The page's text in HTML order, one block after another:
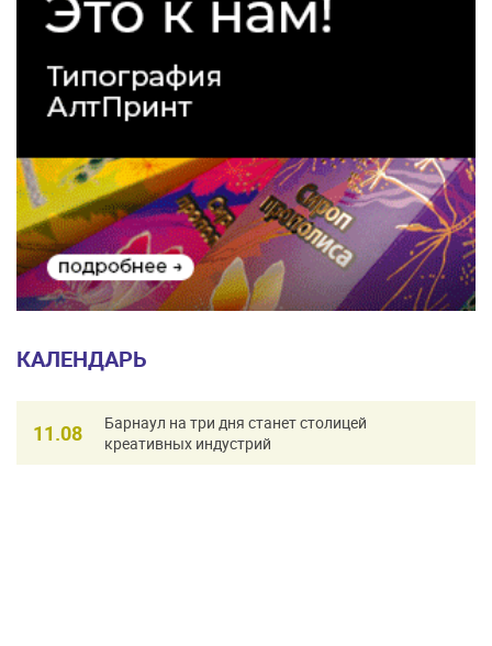
КАЛЕНДАРЬ
11.08
Барнаул на три дня станет столицей
креативных индустрий